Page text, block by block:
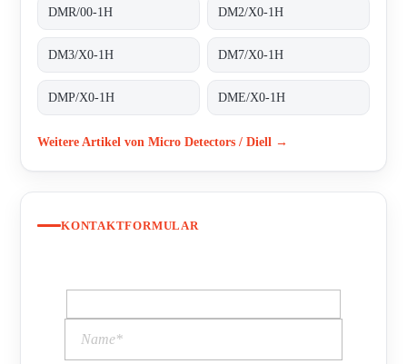
DMR/00-1H DM2/X0-1H
DM3/X0-1H DM7/X0-1H
DMP/X0-1H DME/X0-1H
Weitere Artikel von Micro Detectors / Diell →
KONTAKTFORMULAR